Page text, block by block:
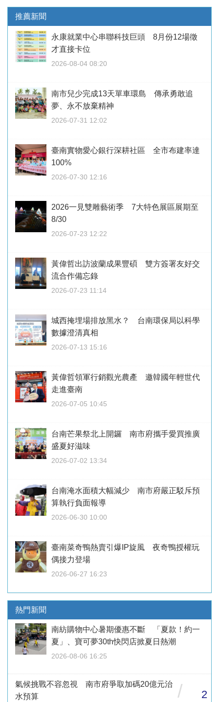
推薦新聞
永康就業中心串聯科技巨頭 8月份12場徵
才直接卡位
2026-08-04 08:20
南市兒少完成13天單車環島 傳承勇敢追
夢、永不放棄精神
2026-07-31 12:02
臺南實物愛心銀行深耕社區 全市布建率達
100%
2026-07-30 12:16
2026一見雙雕藝術季 7大特色展區展期至
8/30
2026-07-23 12:22
黃偉哲出訪波蘭成果豐碩 雙方簽署友好交
流合作備忘錄
2026-07-23 11:14
城西掩埋場排放黑水？ 台南環保局以科學
數據澄清真相
2026-07-13 15:16
黃偉哲領軍行銷觀光農產 邀韓國年輕世代
走進臺南
2026-07-05 10:45
台南芒果祭北上開鑼 南市府攜手愛買推廣
盛夏好滋味
2026-07-02 13:34
台南淹水面積大幅減少 南市府嚴正駁斥預
算執行負面報導
2026-06-30 10:00
臺南菜奇鴨熱賣引爆IP旋風 夜奇鴨授權玩
偶接力登場
2026-06-27 16:23
熱門新聞
南紡購物中心暑期優惠不斷 「夏款！約一
夏」、寶可夢30th快閃店掀夏日熱潮
2026-08-06 16:25
氣候挑戰不容忽視 南市府爭取加碼20億元治
水預算
/ 2